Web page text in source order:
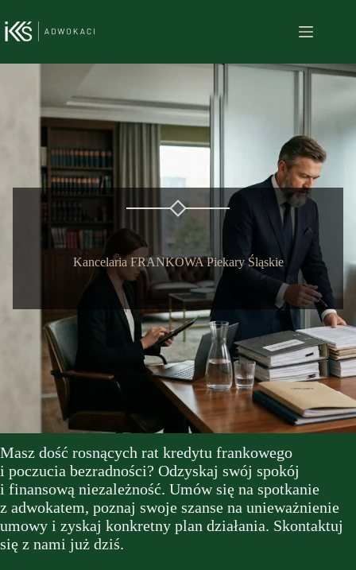
do
treści
Kancelaria FRANKOWA Piekary Śląskie
Masz dość rosnących rat kredytu frankowego
i poczucia bezradności? Odzyskaj swój spokój
i finansową niezależność. Umów się na spotkanie
z adwokatem, poznaj swoje szanse na unieważnienie
umowy i zyskaj konkretny plan działania. Skontaktuj
się z nami już dziś.